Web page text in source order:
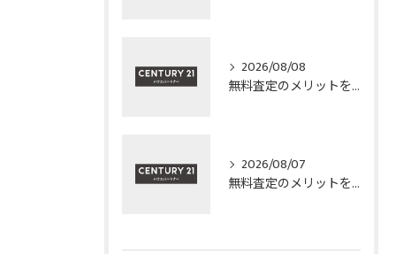
2026/08/08
無料査定のメリットを泉大津市で最大化するための具体策と安心ポイント解説
2026/08/07
無料査定のメリットを活かして大阪府和泉市の不動産や農地を高値売却するポイント